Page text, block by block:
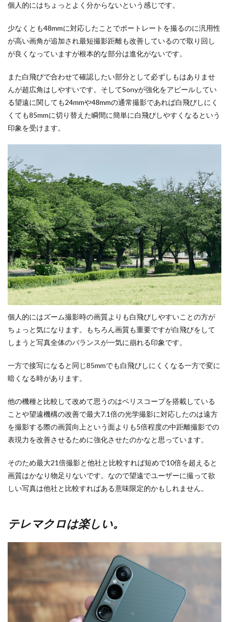
個人的にはちょっとよく分からないという感じです。
少なくとも48mmに対応したことでポートレートを撮るのに汎用性
が高い画角が追加され最短撮影距離も改善しているので取り回し
が良くなっていますが根本的な部分は進化がないです。
また白飛びで合わせて確認したい部分として必ずしもはありませ
んが超広角はしやすいです。そしてSonyが強化をアピールしてい
る望遠に関しても24mmや48mmの通常撮影であれば白飛びしにく
くても85mmに切り替えた瞬間に簡単に白飛びしやすくなるという
印象を受けます。
個人的にはズーム撮影時の画質よりも白飛びしやすいことの方が
ちょっと気になります。もちろん画質も重要ですが白飛びをして
しまうと写真全体のバランスが一気に崩れる印象です。
一方で接写になると同じ85mmでも白飛びしにくくなる一方で変に
暗くなる時があります。
他の機種と比較して改めて思うのはペリスコープを搭載している
ことや望遠機構の改善で最大7.1倍の光学撮影に対応したのは遠方
を撮影する際の画質向上という面よりも5倍程度の中距離撮影での
表現力を改善させるために強化させたのかなと思っています。
そのため最大21倍撮影と他社と比較すれば短めで10倍を超えると
画質はかなり物足りないです。なので望遠でユーザーに撮って欲
しい写真は他社と比較すればある意味限定的かもしれません。
テレマクロは楽しい。